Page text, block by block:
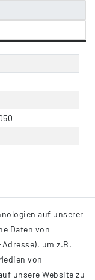
auf unserer
Daten von
um z.B.
von
unsere Website zu